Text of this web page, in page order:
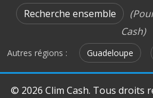
Recherche ensemble
Cash)
Autres régions : Guadeloupe
© 2026 Clim Cash. Tous droits